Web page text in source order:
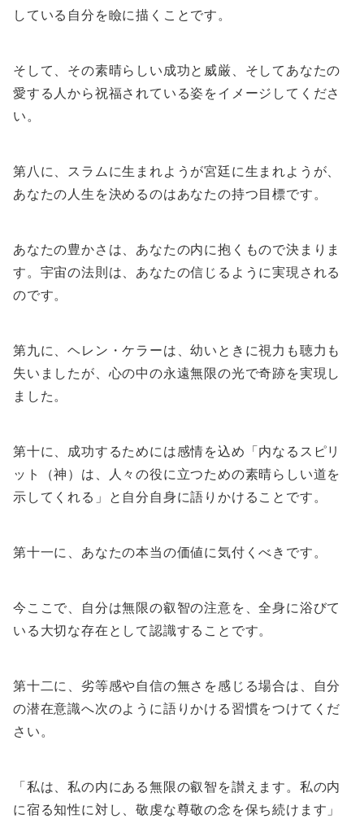
している自分を瞼に描くことです。
そして、その素晴らしい成功と威厳、そしてあなたの
愛する人から祝福されている姿をイメージしてくださ
い。
第八に、スラムに生まれようが宮廷に生まれようが、
あなたの人生を決めるのはあなたの持つ目標です。
あなたの豊かさは、あなたの内に抱くもので決まりま
す。宇宙の法則は、あなたの信じるように実現される
のです。
第九に、ヘレン・ケラーは、幼いときに視力も聴力も
失いましたが、心の中の永遠無限の光で奇跡を実現し
ました。
第十に、成功するためには感情を込め「内なるスピリ
ット（神）は、人々の役に立つための素晴らしい道を
示してくれる」と自分自身に語りかけることです。
第十一に、あなたの本当の価値に気付くべきです。
今ここで、自分は無限の叡智の注意を、全身に浴びて
いる大切な存在として認識することです。
第十二に、劣等感や自信の無さを感じる場合は、自分
の潜在意識へ次のように語りかける習慣をつけてくだ
さい。
「私は、私の内にある無限の叡智を讃えます。私の内
に宿る知性に対し、敬虔な尊敬の念を保ち続けます」